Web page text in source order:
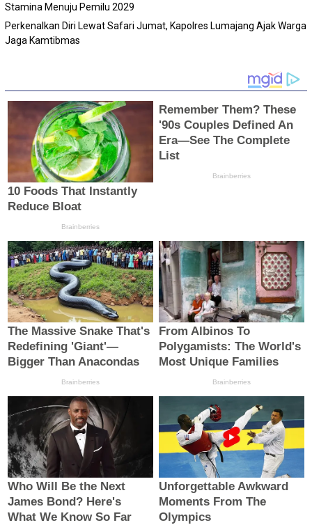
Stamina Menuju Pemilu 2029
Perkenalkan Diri Lewat Safari Jumat, Kapolres Lumajang Ajak Warga
Jaga Kamtibmas